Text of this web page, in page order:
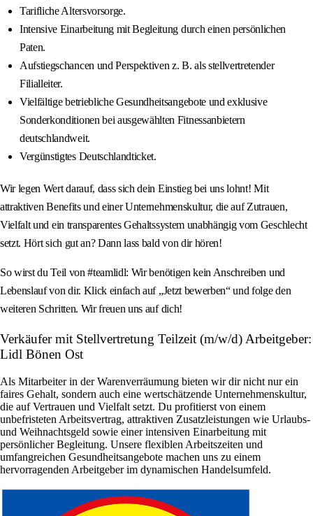
Tarifliche Altersvorsorge.
Intensive Einarbeitung mit Begleitung durch einen persönlichen
Paten.
Aufstiegschancen und Perspektiven z. B. als stellvertretender
Filialleiter.
Vielfältige betriebliche Gesundheitsangebote und exklusive
Sonderkonditionen bei ausgewählten Fitnessanbietern
deutschlandweit.
Vergünstigtes Deutschlandticket.
Wir legen Wert darauf, dass sich dein Einstieg bei uns lohnt! Mit
attraktiven Benefits und einer Unternehmenskultur, die auf Zutrauen,
Vielfalt und ein transparentes Gehaltssystem unabhängig vom Geschlecht
setzt. Hört sich gut an? Dann lass bald von dir hören!
So wirst du Teil von #teamlidl: Wir benötigen kein Anschreiben und
Lebenslauf von dir. Klick einfach auf „Jetzt bewerben“ und folge den
weiteren Schritten. Wir freuen uns auf dich!
Verkäufer mit Stellvertretung Teilzeit (m/w/d) Arbeitgeber:
Lidl Bönen Ost
Als Mitarbeiter in der Warenverräumung bieten wir dir nicht nur ein
faires Gehalt, sondern auch eine wertschätzende Unternehmenskultur,
die auf Vertrauen und Vielfalt setzt. Du profitierst von einem
unbefristeten Arbeitsvertrag, attraktiven Zusatzleistungen wie Urlaubs-
und Weihnachtsgeld sowie einer intensiven Einarbeitung mit
persönlicher Begleitung. Unsere flexiblen Arbeitszeiten und
umfangreichen Gesundheitsangebote machen uns zu einem
hervorragenden Arbeitgeber im dynamischen Handelsumfeld.